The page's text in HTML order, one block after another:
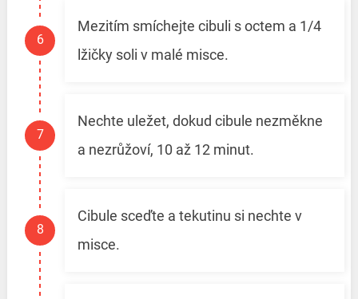
Mezitím smíchejte cibuli s octem a 1/4
lžičky soli v malé misce.
Nechte uležet, dokud cibule nezměkne
a nezrůžoví, 10 až 12 minut.
Cibule sceďte a tekutinu si nechte v
misce.